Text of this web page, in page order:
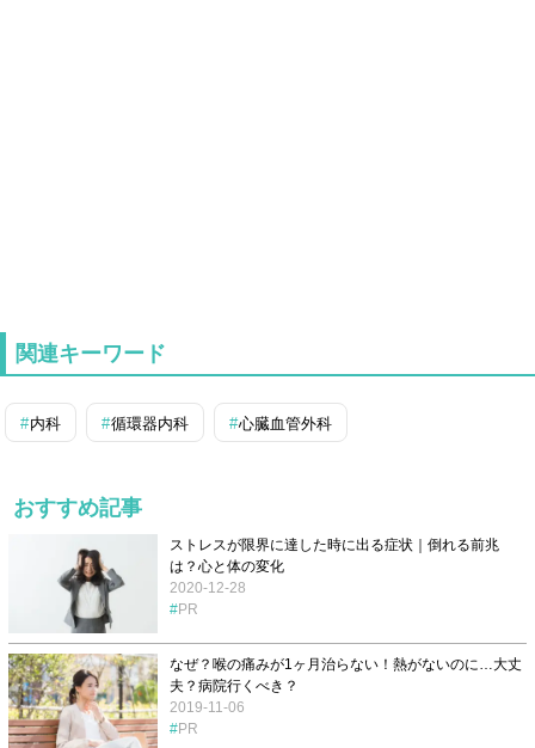
関連キーワード
内科 循環器内科 心臓血管外科
おすすめ記事
ストレスが限界に達した時に出る症状｜倒れる前兆
は？心と体の変化
2020-12-28
PR
なぜ？喉の痛みが1ヶ月治らない！熱がないのに…大丈
夫？病院行くべき？
2019-11-06
PR